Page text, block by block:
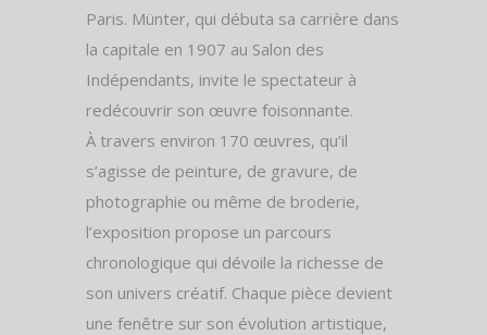
Paris. Münter, qui débuta sa carrière dans
la capitale en 1907 au Salon des
Indépendants, invite le spectateur à
redécouvrir son œuvre foisonnante.
À travers environ 170 œuvres, qu’il
s’agisse de peinture, de gravure, de
photographie ou même de broderie,
l’exposition propose un parcours
chronologique qui dévoile la richesse de
son univers créatif. Chaque pièce devient
une fenêtre sur son évolution artistique,